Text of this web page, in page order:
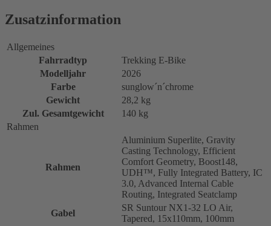
Zusatzinformation
Allgemeines
Fahrradtyp
Trekking E-Bike
Modelljahr
2026
Farbe
sunglow´n´chrome
Gewicht
28,2 kg
Zul. Gesamtgewicht
140 kg
Rahmen
Rahmen
Aluminium Superlite, Gravity
Casting Technology, Efficient
Comfort Geometry, Boost148,
UDH™, Fully Integrated Battery, IC
3.0, Advanced Internal Cable
Routing, Integrated Seatclamp
Gabel
SR Suntour NX1-32 LO Air,
Tapered, 15x110mm, 100mm